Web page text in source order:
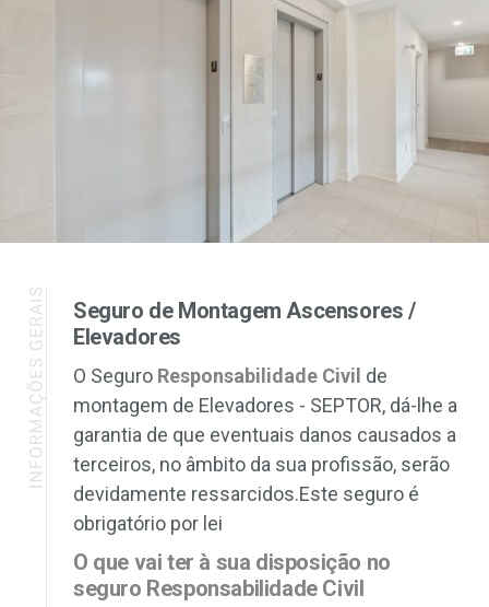
Seguro de Montagem Ascensores /
Elevadores
O Seguro Responsabilidade Civil de
montagem de Elevadores - SEPTOR, dá-lhe a
garantia de que eventuais danos causados a
terceiros, no âmbito da sua profissão, serão
devidamente ressarcidos.​​​​​ Este seguro é
obrigatório por lei
O que vai ter à sua disposição no
seguro Responsabilidade Civil